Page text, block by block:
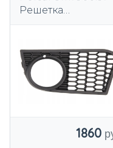
Решетка
1860